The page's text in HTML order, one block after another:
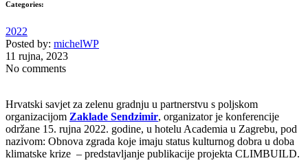
Categories:
2022
Posted by: michelWP
11 rujna, 2023
No comments
Hrvatski savjet za zelenu gradnju u partnerstvu s poljskom
organizacijom Zaklade Sendzimir, organizator je konferencije
održane 15. rujna 2022. godine, u hotelu Academia u Zagrebu, pod
nazivom: Obnova zgrada koje imaju status kulturnog dobra u doba
klimatske krize – predstavljanje publikacije projekta CLIMBUILD.